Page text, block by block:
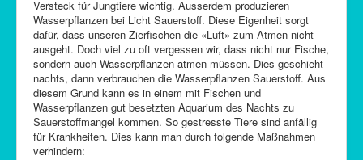
Versteck für Jungtiere wichtig. Ausserdem produzieren
Wasserpflanzen bei Licht Sauerstoff. Diese Eigenheit sorgt
dafür, dass unseren Zierfischen die «Luft» zum Atmen nicht
ausgeht. Doch viel zu oft vergessen wir, dass nicht nur Fische,
sondern auch Wasserpflanzen atmen müssen. Dies geschieht
nachts, dann verbrauchen die Wasserpflanzen Sauerstoff. Aus
diesem Grund kann es in einem mit Fischen und
Wasserpflanzen gut besetzten Aquarium des Nachts zu
Sauerstoffmangel kommen. So gestresste Tiere sind anfällig
für Krankheiten. Dies kann man durch folgende Maßnahmen
verhindern: